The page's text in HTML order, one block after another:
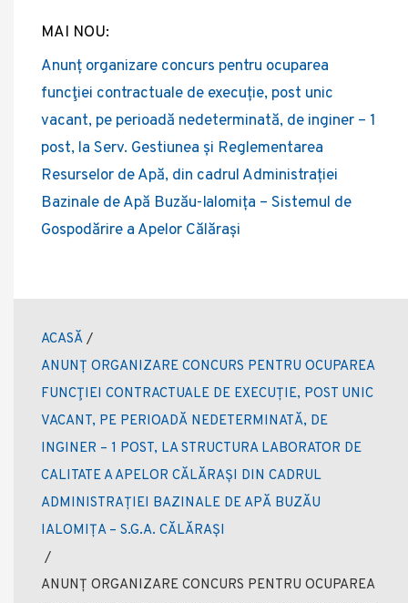
MAI NOU:
Anunț organizare concurs pentru ocuparea
funcţiei contractuale de execuție, post unic
vacant, pe perioadă nedeterminată, de inginer – 1
post, la Serv. Gestiunea și Reglementarea
Resurselor de Apă, din cadrul Administrației
Bazinale de Apă Buzău-Ialomița – Sistemul de
Gospodărire a Apelor Călărași
ACASĂ /
ANUNȚ ORGANIZARE CONCURS PENTRU OCUPAREA
FUNCŢIEI CONTRACTUALE DE EXECUȚIE, POST UNIC
VACANT, PE PERIOADĂ NEDETERMINATĂ, DE
INGINER – 1 POST, LA STRUCTURA LABORATOR DE
CALITATE A APELOR CĂLĂRAȘI DIN CADRUL
ADMINISTRAȚIEI BAZINALE DE APĂ BUZĂU
IALOMIȚA – S.G.A. CĂLĂRAȘI
/
ANUNȚ ORGANIZARE CONCURS PENTRU OCUPAREA